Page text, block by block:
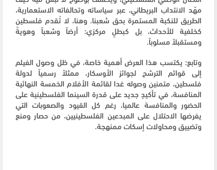
مهّد الانتداب البريطاني، عبر سياساته وتحالفاته الاستعمارية،
الطريق للنكبة المستمرة بحق شعبنا. وهنا، لا تُقدم فلسطين
كخلفية للأحداث، بل كبطلٍ مركزي: أرضاً وشعباً وهويةً
ومستقبلاً مسلوباً.
وتابع: يكتسب هذا العرض أهمية خاصة، في ظل وصول الفيلم
إلى قوائم الترشح لجوائز الأوسكار، ممثلاً رسمياً لدولة
فلسطين، متمنين وصوله غدا لقائمة الأفلام الخمسة النهائية
المنافسة، في تأكيدٍ جديد على قدرة السينما الفلسطينية على
الحضور والمنافسة عالميا، رغم كل القيود والصعوبات التي
يفرضها الاحتلال على المبدعين الفلسطينيين، من حصار ومنع
وتضييق ومحاولات إسكات ممنهجة.